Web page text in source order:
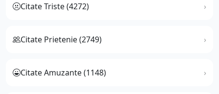
Citate Triste (4272)
Citate Prietenie (2749)
Citate Amuzante (1148)